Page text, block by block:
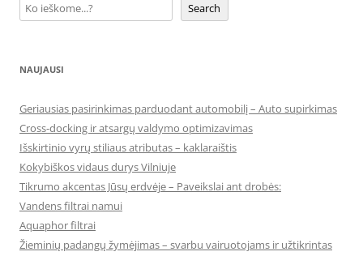
Search
NAUJAUSI
Geriausias pasirinkimas parduodant automobilį – Auto supirkimas
Cross-docking ir atsargų valdymo optimizavimas
Išskirtinio vyrų stiliaus atributas – kaklaraištis
Kokybiškos vidaus durys Vilniuje
Tikrumo akcentas Jūsų erdvėje – Paveikslai ant drobės:
Vandens filtrai namui
Aquaphor filtrai
Žieminių padangų žymėjimas – svarbu vairuotojams ir užtikrintas